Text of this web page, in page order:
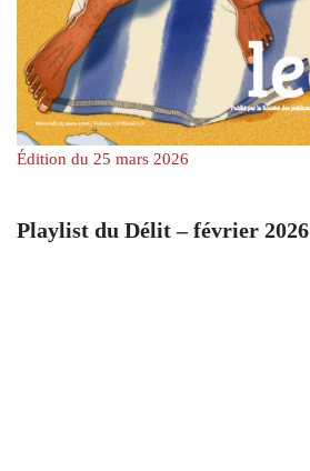
Édition du 25 mars 2026
Playlist du Délit – février 2026